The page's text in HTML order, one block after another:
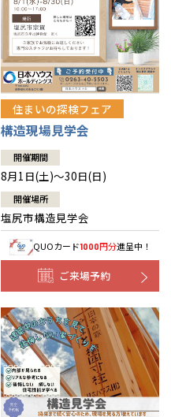
住まいの探検フェア
構造現場見学会
開催期間
8月1日(土)～30日(日)
開催場所
塩尻市構造見学会
QUOカード1000円分進呈中！
ご来場予約